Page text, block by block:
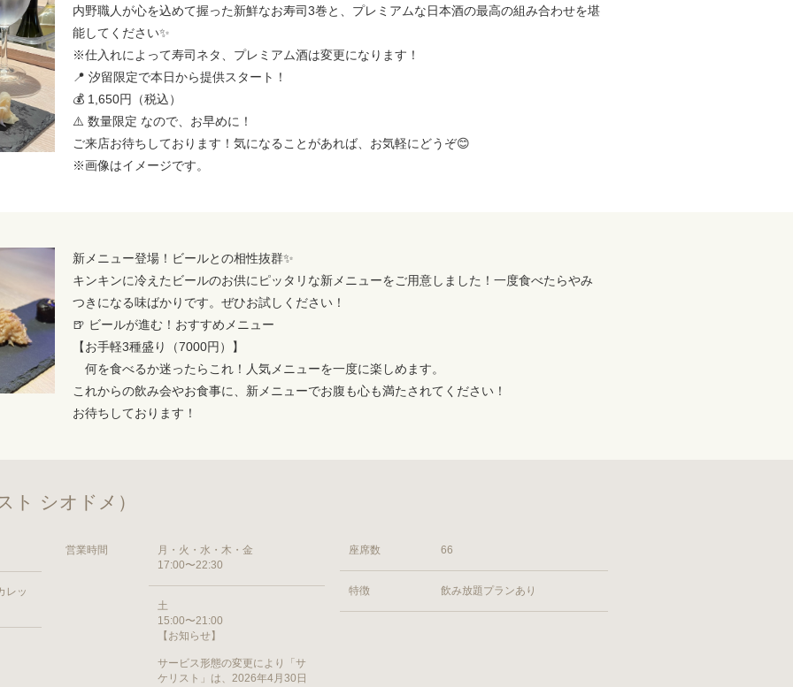
内野職人が心を込めて握った新鮮なお寿司3巻と、プレミアムな日本酒の最高の組み合わせを堪
能してください✨
※仕入れによって寿司ネタ、プレミアム酒は変更になります！
📍 汐留限定で本日から提供スタート！
💰 1,650円（税込）
⚠️ 数量限定 なので、お早めに！
ご来店お待ちしております！気になることがあれば、お気軽にどうぞ😊
※画像はイメージです。
新メニュー登場！ビールとの相性抜群✨
キンキンに冷えたビールのお供にピッタリな新メニューをご用意しました！一度食べたらやみ
つきになる味ばかりです。ぜひお試しください！
🍺 ビールが進む！おすすめメニュー
【お手軽3種盛り（7000円）】
何を食べるか迷ったらこれ！人気メニューを一度に楽しめます。
これからの飲み会やお食事に、新メニューでお腹も心も満たされてください！
お待ちしております！
ト シオドメ）
レッ
営業時間
月・火・水・木・金
17:00〜22:30
土
15:00〜21:00
【お知らせ】
サービス形態の変更により「サ
ケリスト」は、2026年4月30日
座席数 66
特徴 飲み放題プランあり